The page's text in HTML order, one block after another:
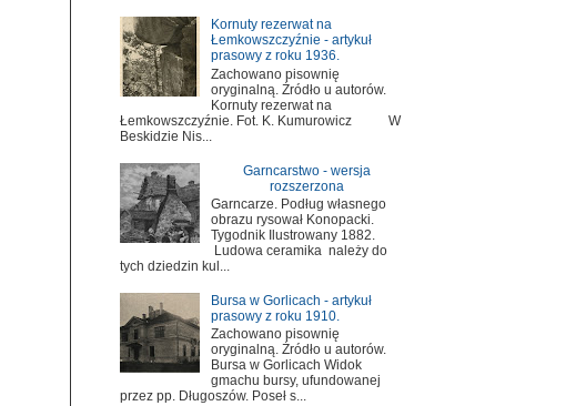
Kornuty rezerwat na
Łemkowszczyźnie - artykuł
prasowy z roku 1936.
Zachowano pisownię
oryginalną. Źródło u autorów.
Kornuty rezerwat na
Łemkowszczyźnie. Fot. K. Kumurowicz W
Beskidzie Nis...
Garncarstwo - wersja
rozszerzona
Garncarze. Podług własnego
obrazu rysował Konopacki.
Tygodnik Ilustrowany 1882.
Ludowa ceramika należy do
tych dziedzin kul...
Bursa w Gorlicach - artykuł
prasowy z roku 1910.
Zachowano pisownię
oryginalną. Źródło u autorów.
Bursa w Gorlicach Widok
gmachu bursy, ufundowanej
przez pp. Długoszów. Poseł s...